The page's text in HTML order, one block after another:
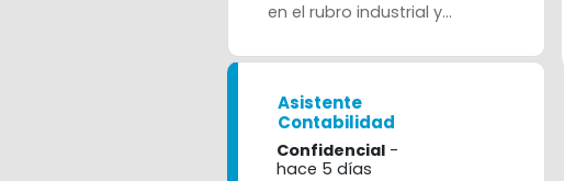
en el rubro industrial y...
Asistente
Contabilidad
Confidencial -
hace 5 días